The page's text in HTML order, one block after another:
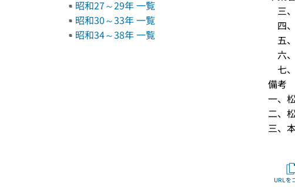
昭和27～29年 一覧
昭和30～33年 一覧
昭和34～38年 一覧
三
四
五
六
七
備考
一、
二、
三、
URLを